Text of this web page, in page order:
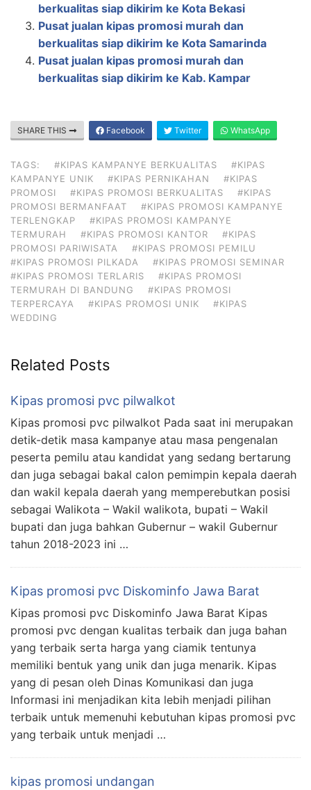
berkualitas siap dikirim ke Kota Bekasi
Pusat jualan kipas promosi murah dan
berkualitas siap dikirim ke Kota Samarinda
Pusat jualan kipas promosi murah dan
berkualitas siap dikirim ke Kab. Kampar
SHARE THIS Facebook Twitter WhatsApp
TAGS: #KIPAS KAMPANYE BERKUALITAS
#KIPAS
KAMPANYE UNIK
#KIPAS PERNIKAHAN
#KIPAS
PROMOSI
#KIPAS PROMOSI BERKUALITAS
#KIPAS
PROMOSI BERMANFAAT
#KIPAS PROMOSI KAMPANYE
TERLENGKAP
#KIPAS PROMOSI KAMPANYE
TERMURAH
#KIPAS PROMOSI KANTOR
#KIPAS
PROMOSI PARIWISATA
#KIPAS PROMOSI PEMILU
#KIPAS PROMOSI PILKADA
#KIPAS PROMOSI SEMINAR
#KIPAS PROMOSI TERLARIS
#KIPAS PROMOSI
TERMURAH DI BANDUNG
#KIPAS PROMOSI
TERPERCAYA
#KIPAS PROMOSI UNIK
#KIPAS
WEDDING
Related Posts
Kipas promosi pvc pilwalkot
Kipas promosi pvc pilwalkot Pada saat ini merupakan
detik-detik masa kampanye atau masa pengenalan
peserta pemilu atau kandidat yang sedang bertarung
dan juga sebagai bakal calon pemimpin kepala daerah
dan wakil kepala daerah yang memperebutkan posisi
sebagai Walikota – Wakil walikota, bupati – Wakil
bupati dan juga bahkan Gubernur – wakil Gubernur
tahun 2018-2023 ini …
Kipas promosi pvc Diskominfo Jawa Barat
Kipas promosi pvc Diskominfo Jawa Barat Kipas
promosi pvc dengan kualitas terbaik dan juga bahan
yang terbaik serta harga yang ciamik tentunya
memiliki bentuk yang unik dan juga menarik. Kipas
yang di pesan oleh Dinas Komunikasi dan juga
Informasi ini menjadikan kita lebih menjadi pilihan
terbaik untuk memenuhi kebutuhan kipas promosi pvc
yang terbaik untuk menjadi …
kipas promosi undangan